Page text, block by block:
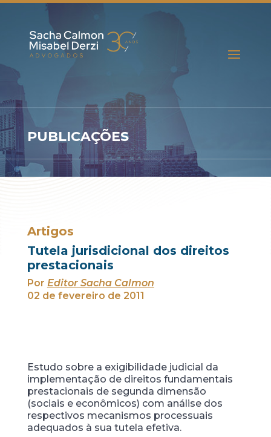
PUBLICAÇÕES
Artigos
Tutela jurisdicional dos direitos
prestacionais
Por Editor Sacha Calmon
02 de fevereiro de 2011
Estudo sobre a exigibilidade judicial da
implementação de direitos fundamentais
prestacionais de segunda dimensão
(sociais e econômicos) com análise dos
respectivos mecanismos processuais
adequados à sua tutela efetiva.